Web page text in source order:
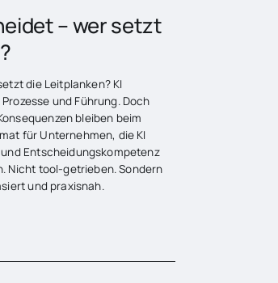
– wer setzt
die Leitplanken? KI
und Führung. Doch
bleiben beim
für Unternehmen, die KI
Entscheidungskompetenz
Nicht tool-getrieben. Sondern
und praxisnah.